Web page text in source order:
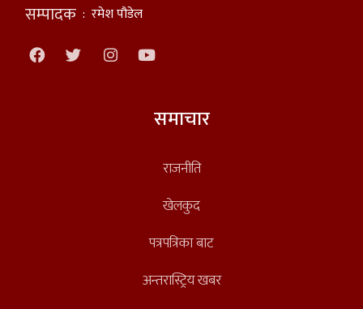
सम्पादक : रमेश पौडेल
समाचार
राजनीति
खेलकुद
पत्रपत्रिका बाट
अन्तरास्ट्रिय खबर